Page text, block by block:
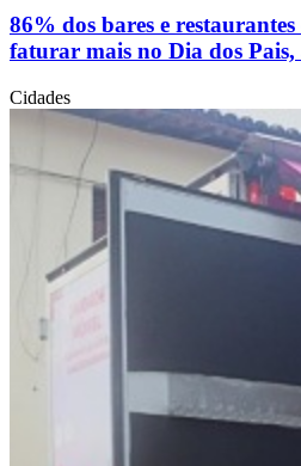
86% dos bares e
faturar mais no Dia dos
Cidades